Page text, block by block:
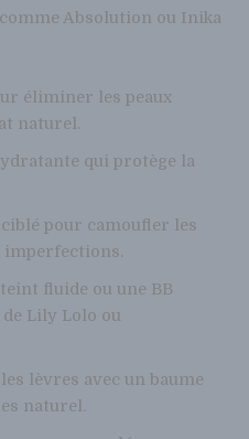
Absolution ou Inika
éliminer les peaux
naturel.
qui protège la
pour camoufler les
imperfections.
fluide ou une BB
Lily Lolo ou
lèvres avec un baume
naturel.